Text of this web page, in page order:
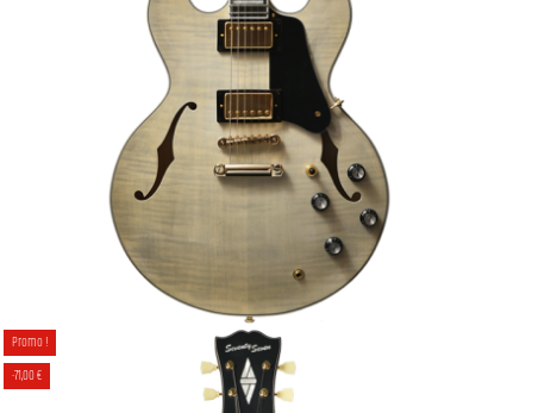
Promo !
-71,00 €
GUITARE SEMI-HOLLOW SEVENTYSEVEN
ALBATROSS-JAZZ-JT